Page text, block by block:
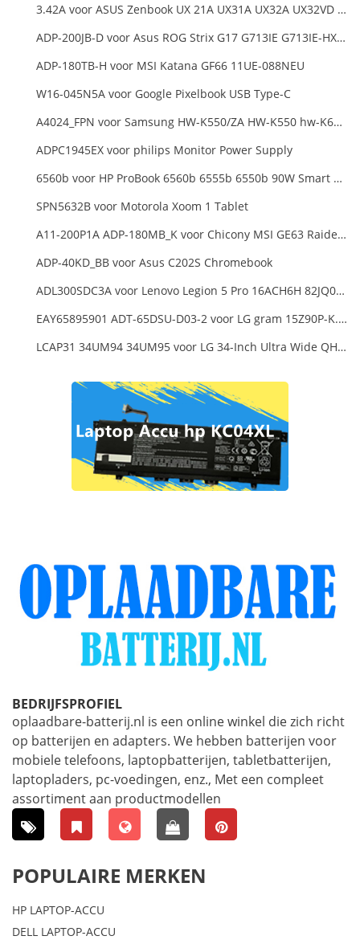
3.42A voor ASUS Zenbook UX 21A UX31A UX32A UX32VD Series Ultrabook Models
ADP-200JB-D voor Asus ROG Strix G17 G713IE G713IE-HX002W
ADP-180TB-H voor MSI Katana GF66 11UE-088NEU
W16-045N5A voor Google Pixelbook USB Type-C
A4024_FPN voor Samsung HW-K550/ZA HW-K550 hw-K650 Soundbar
ADPC1945EX voor philips Monitor Power Supply
6560b voor HP ProBook 6560b 6555b 6550b 90W Smart AC Power Adapter Laptop
SPN5632B voor Motorola Xoom 1 Tablet
A11-200P1A ADP-180MB_K voor Chicony MSI GE63 Raider RGB 8RE-012US
ADP-40KD_BB voor Asus C202S Chromebook
ADL300SDC3A voor Lenovo Legion 5 Pro 16ACH6H 82JQ008HUK 82JQ008
EAY65895901 ADT-65DSU-D03-2 voor LG gram 15Z90P-K.ARB6U1 16T90P, LG gram 15Z90Q 16Z90Q 17Z90Q16Z95PD Series
LCAP31 34UM94 34UM95 voor LG 34-Inch Ultra Wide QHD Monitor LED
BEDRIJFSPROFIEL
oplaadbare-batterij.nl is een online winkel die zich richt
op batterijen en adapters. We hebben batterijen voor
mobiele telefoons, laptopbatterijen, tabletbatterijen,
laptopladers, pc-voedingen, enz., Met een compleet
assortiment aan productmodellen
POPULAIRE MERKEN
HP LAPTOP-ACCU
DELL LAPTOP-ACCU